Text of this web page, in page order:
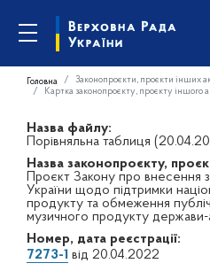
Головна Законопроєкти, проєкти інших
Картка законопроєкту, проєкту іншого
Назва файлу:
Порівняльна таблиця
Назва законопроєкту,
Проєкт Закону про внесення
України щодо підтримки
продукту та обмеження
музичного продукту
Номер, дата реєстрації:
7273-1 від 20.04.2022